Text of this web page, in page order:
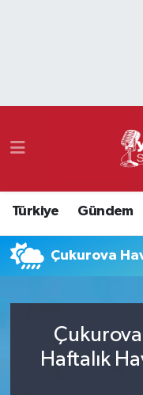
Türkiye Gündem
Çukurova
Çukurova
Haftalık
Namaz Vakitleri
Süper Lig Puan
Tüm Manşetler
Son Dakika
Haber Arşivi